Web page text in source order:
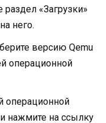
раздел «Загрузки»
него.
версию Qemu
операционной
операционной
нажмите на ссылку